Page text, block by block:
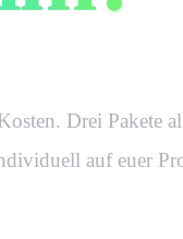
Drei Pakete
auf euer